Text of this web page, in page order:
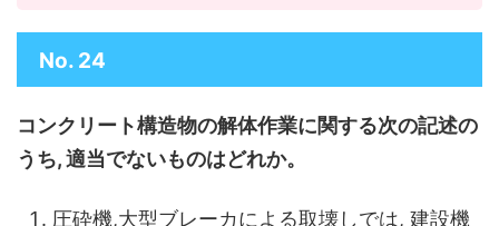
No. 24
コンクリート構造物の解体作業に関する次の記述の
うち, 適当でないものはどれか。
圧砕機,大型ブレーカによる取壊しでは, 建設機